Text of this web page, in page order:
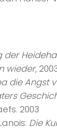
der
wieder,
die Angst
2003
Die